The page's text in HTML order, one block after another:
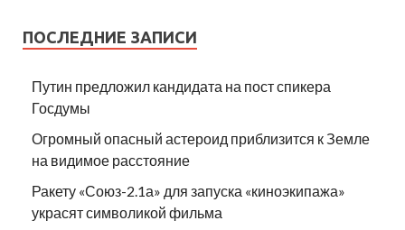
ПОСЛЕДНИЕ ЗАПИСИ
Путин предложил кандидата на пост спикера
Госдумы
Огромный опасный астероид приблизится к Земле
на видимое расстояние
Ракету «Союз-2.1а» для запуска «киноэкипажа»
украсят символикой фильма